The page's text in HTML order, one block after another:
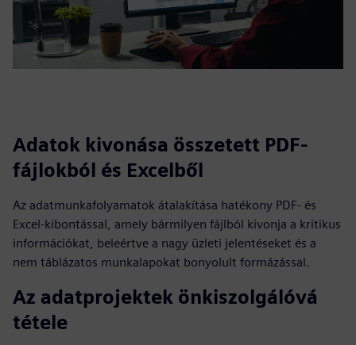
Adatok kivonása összetett PDF-
fájlokból és Excelből
Az adatmunkafolyamatok átalakítása hatékony PDF- és
Excel-kibontással, amely bármilyen fájlból kivonja a kritikus
információkat, beleértve a nagy üzleti jelentéseket és a
nem táblázatos munkalapokat bonyolult formázással.
Az adatprojektek önkiszolgálóvá
tétele